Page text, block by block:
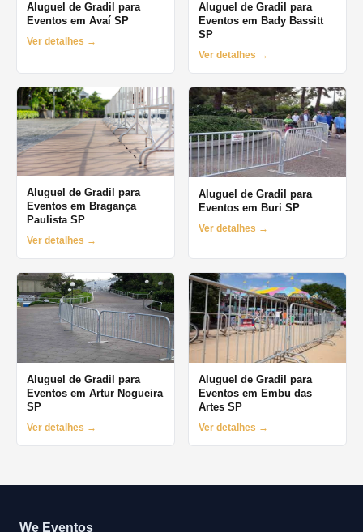
Aluguel de Gradil para
Eventos em Avaí SP
Ver detalhes →
Aluguel de Gradil para
Eventos em Bady Bassitt
SP
Ver detalhes →
Aluguel de Gradil para
Eventos em Bragança
Paulista SP
Ver detalhes →
Aluguel de Gradil para
Eventos em Buri SP
Ver detalhes →
Aluguel de Gradil para
Eventos em Artur Nogueira
SP
Ver detalhes →
Aluguel de Gradil para
Eventos em Embu das
Artes SP
Ver detalhes →
We Eventos